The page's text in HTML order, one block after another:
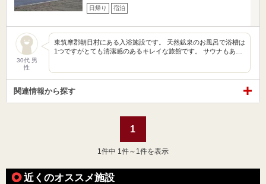
日帰り 宿泊
30代 男
性
東筑摩郡朝日村にある入浴施設です。 天然鉱泉のお風呂で浴槽は
1つですがとても清潔感のあるキレイな旅館です。 サウナもあ…
関連情報から探す
1
1 件中 1件～1件を表示
近くのオススメ施設